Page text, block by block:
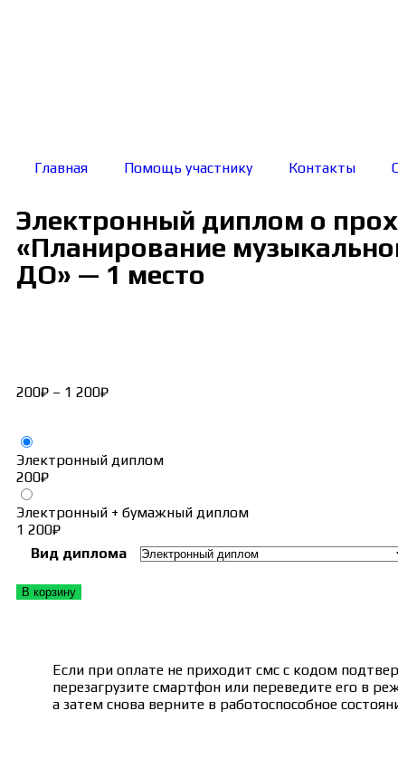
Главная Помощь участнику Контакты
Электронный диплом о
«Планирование
ДО» — 1 место
200₽ – 1 200₽
Электронный диплом
200₽
Электронный + бумажный диплом
1 200₽
Вид диплома
В корзину
Если при оплате не приходит смс с кодом
перезагрузите смартфон или переведите его в
а затем снова верните в работоспособное